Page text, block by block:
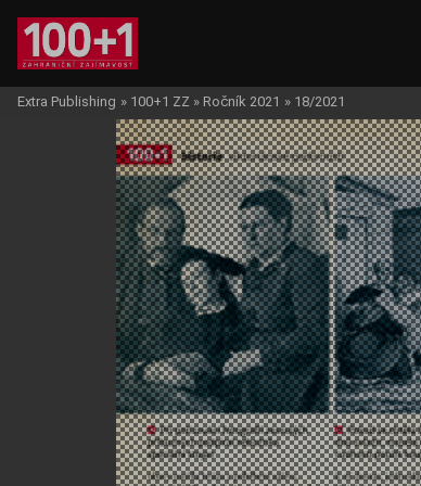
Extra Publishing » 100+1 ZZ » Ročník 2021 » 18/2021